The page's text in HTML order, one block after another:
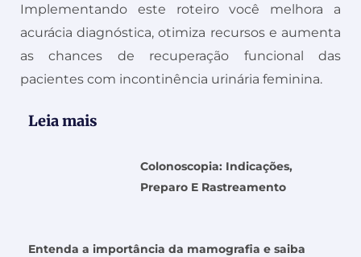
Implementando este roteiro você melhora a
acurácia diagnóstica, otimiza recursos e aumenta
as chances de recuperação funcional das
pacientes com incontinência urinária feminina.
Leia mais
Colonoscopia: Indicações,
Preparo E Rastreamento
Entenda a importância da mamografia e saiba